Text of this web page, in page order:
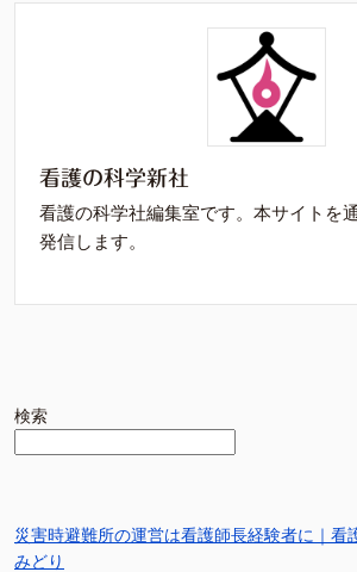
看護の科学新社
看護の科学社編集室です。本サイトを
発信します。
検索
災害時避難所の運営は看護師長経験者に｜看
みどり